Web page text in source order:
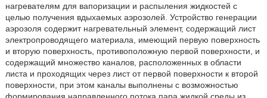
нагревателям для вапоризации и распыления жидкостей с
целью получения вдыхаемых аэрозолей. Устройство генерации
аэрозоля содержит нагревательный элемент, содержащий лист
электропроводящего материала, имеющий первую поверхность
и вторую поверхность, противоположную первой поверхности, и
содержащий множество каналов, расположенных в области
листа и проходящих через лист от первой поверхности к второй
поверхности, при этом каналы выполнены с возможностью
формирования направленного потока пара жидкой среды из